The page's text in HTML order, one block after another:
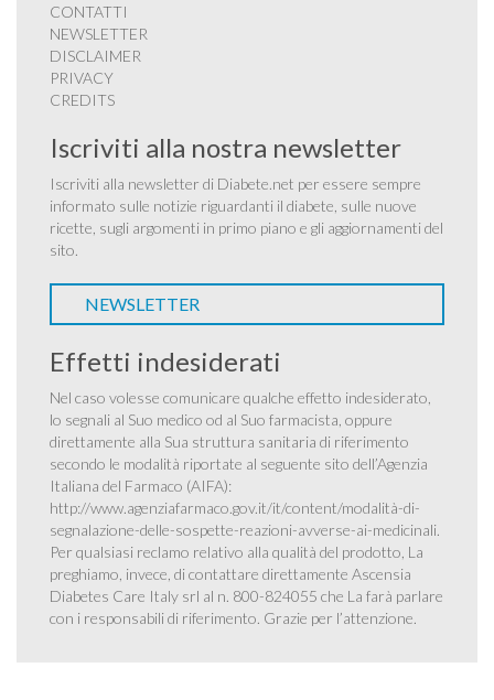
CONTATTI
NEWSLETTER
DISCLAIMER
PRIVACY
CREDITS
Iscriviti alla nostra newsletter
Iscriviti alla newsletter di Diabete.net per essere sempre
informato sulle notizie riguardanti il diabete, sulle nuove
ricette, sugli argomenti in primo piano e gli aggiornamenti del
sito.
NEWSLETTER
Effetti indesiderati
Nel caso volesse comunicare qualche effetto indesiderato,
lo segnali al Suo medico od al Suo farmacista, oppure
direttamente alla Sua struttura sanitaria di riferimento
secondo le modalità riportate al seguente sito dell’Agenzia
Italiana del Farmaco (AIFA):
http://www.agenziafarmaco.gov.it/it/content/modalità-di-
segnalazione-delle-sospette-reazioni-avverse-ai-medicinali.
Per qualsiasi reclamo relativo alla qualità del prodotto, La
preghiamo, invece, di contattare direttamente Ascensia
Diabetes Care Italy srl al n. 800-824055 che La farà parlare
con i responsabili di riferimento. Grazie per l’attenzione.